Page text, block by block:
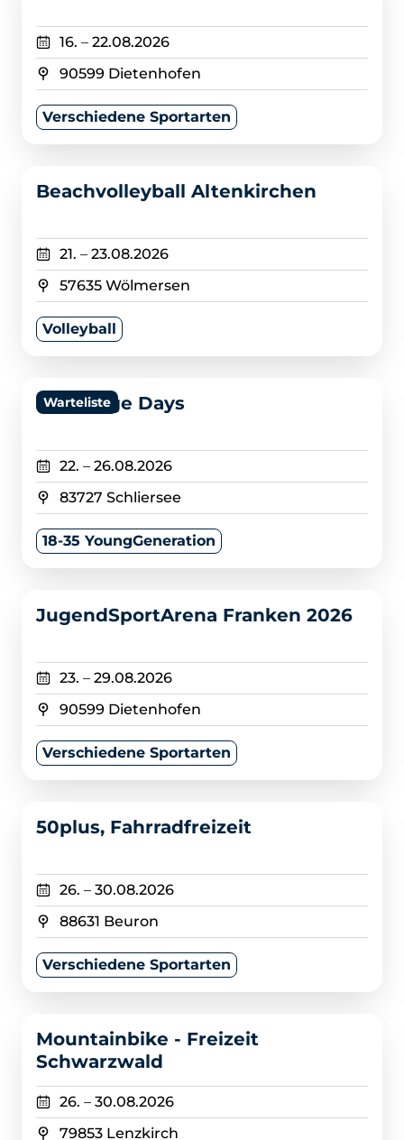
16. – 22.08.2026
90599 Dietenhofen
Verschiedene Sportarten
Beachvolleyball Altenkirchen
21. – 23.08.2026
57635 Wölmersen
Volleyball
Warteliste
Challenge Days
22. – 26.08.2026
83727 Schliersee
18-35 YoungGeneration
JugendSportArena Franken 2026
23. – 29.08.2026
90599 Dietenhofen
Verschiedene Sportarten
50plus, Fahrradfreizeit
26. – 30.08.2026
88631 Beuron
Verschiedene Sportarten
Mountainbike - Freizeit
Schwarzwald
26. – 30.08.2026
79853 Lenzkirch